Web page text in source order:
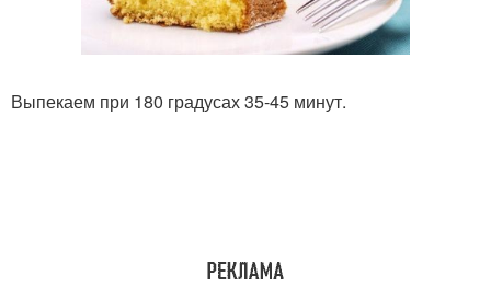
Выпекаем при 180 градусах 35-45 минут.